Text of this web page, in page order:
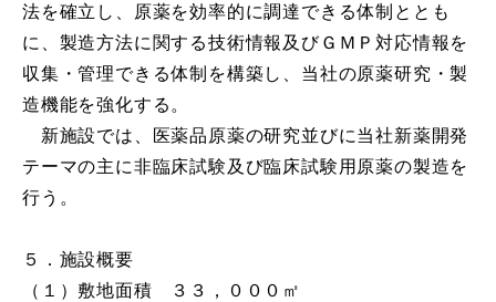
法を確立し、原薬を効率的に調達できる体制ととも
に、製造方法に関する技術情報及びＧＭＰ対応情報を
収集・管理できる体制を構築し、当社の原薬研究・製
造機能を強化する。
新施設では、医薬品原薬の研究並びに当社新薬開発
テーマの主に非臨床試験及び臨床試験用原薬の製造を
行う。
５．施設概要
（１）敷地面積 ３３，０００㎡